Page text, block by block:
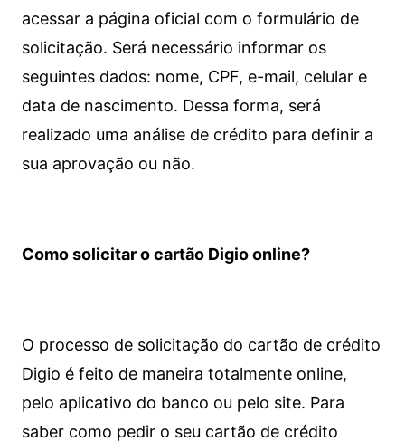
acessar a página oficial com o formulário de
solicitação. Será necessário informar os
seguintes dados: nome, CPF, e-mail, celular e
data de nascimento. Dessa forma, será
realizado uma análise de crédito para definir a
sua aprovação ou não.
Como solicitar o cartão Digio online?
O processo de solicitação do cartão de crédito
Digio é feito de maneira totalmente online,
pelo aplicativo do banco ou pelo site. Para
saber como pedir o seu cartão de crédito